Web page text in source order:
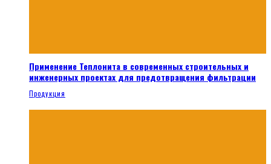
Применение Теплонита в современных строительных и
инженерных проектах для предотвращения фильтрации
Продукция